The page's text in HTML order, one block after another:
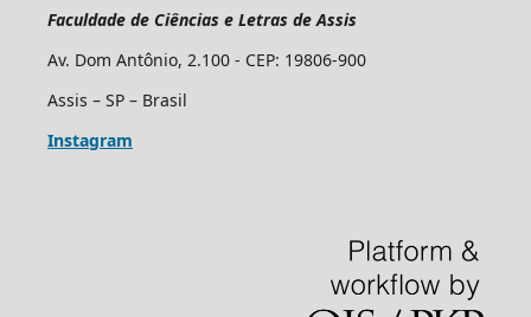
Faculdade de Ciências e Letras de Assis
Av. Dom Antônio, 2.100 - CEP: 19806-900
Assis – SP – Brasil
Instagram